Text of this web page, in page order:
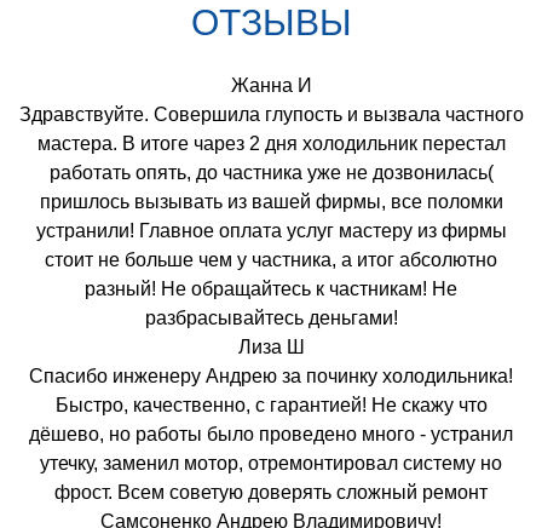
ОТЗЫВЫ
Жанна И
Здравствуйте. Совершила глупость и вызвала частного
мастера. В итоге чарез 2 дня холодильник перестал
работать опять, до частника уже не дозвонилась(
пришлось вызывать из вашей фирмы, все поломки
устранили! Главное оплата услуг мастеру из фирмы
стоит не больше чем у частника, а итог абсолютно
разный! Не обращайтесь к частникам! Не
разбрасывайтесь деньгами!
Лиза Ш
Спасибо инженеру Андрею за починку холодильника!
Быстро, качественно, с гарантией! Не скажу что
дёшево, но работы было проведено много - устранил
утечку, заменил мотор, отремонтировал систему но
фрост. Всем советую доверять сложный ремонт
Самсоненко Андрею Владимировичу!